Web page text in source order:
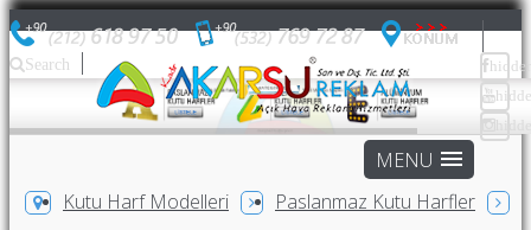
Search
Kutu Harf Modelleri Paslanmaz Kutu Harfler